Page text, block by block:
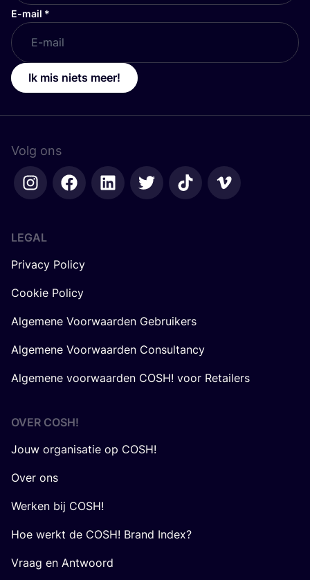
E-mail *
Ik mis niets meer!
Volg ons
LEGAL
Privacy Policy
Cookie Policy
Algemene Voorwaarden Gebruikers
Algemene Voorwaarden Consultancy
Algemene voorwaarden COSH! voor Retailers
OVER COSH!
Jouw organisatie op COSH!
Over ons
Werken bij COSH!
Hoe werkt de COSH! Brand Index?
Vraag en Antwoord